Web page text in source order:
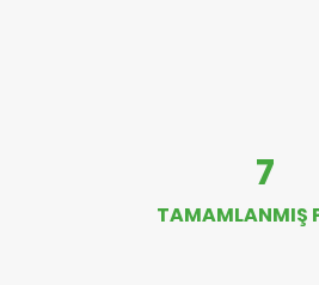
7
TAMAMLANMIŞ